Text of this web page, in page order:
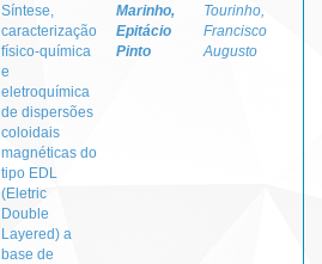
Síntese,
caracterização
físico-química
e
eletroquímica
de dispersões
coloidais
magnéticas do
tipo EDL
(Eletric
Double
Layered) a
base de
Marinho,
Epitácio
Pinto
Tourinho,
Francisco
Augusto